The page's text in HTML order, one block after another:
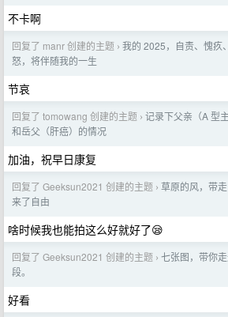
不卡啊
回复了 manr 创建的主题 › 我的 2025，自责、愧疚
怒，将伴随我的一生
节哀
回复了 tomowang 创建的主题 › 记录下父亲（A 型
和岳父（肝癌）的情况
加油，祝早日康复
回复了 Geeksun2021 创建的主题 › 草原的风，带
来了自由
啥时候我也能拍这么好就好了😪
回复了 Geeksun2021 创建的主题 › 七张图，带你
段。
好看